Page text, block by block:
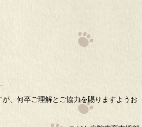
、何卒ご理解とご協力を賜りますようお